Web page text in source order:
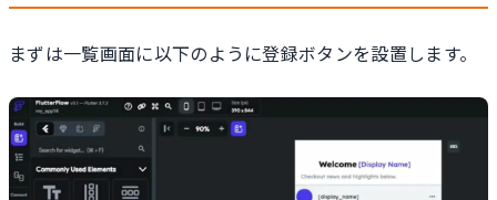
まずは一覧画面に以下のように登録ボタンを設置します。